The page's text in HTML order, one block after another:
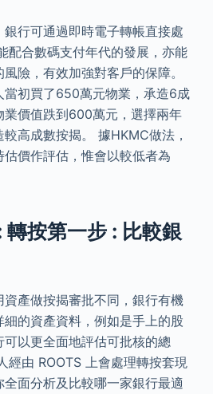
行可通過即時電子轉帳直接處
配合數碼支付年代的發展，亦能
險，有效加強對客戶的保障。
當初買了650萬元物業，承造6成
業價值跌到600萬元，選擇兩年
高成數按揭。 據HKMC做法，
價作評估，惟會以較低者為
轉按第一步 : 比較銀
產做按揭審批不同，銀行有機
的資產資料，例如是手上的股
以更全面地評估可批核的總
經由 ROOTS 上會處理轉按套現
面分析及比較哪一家銀行最適